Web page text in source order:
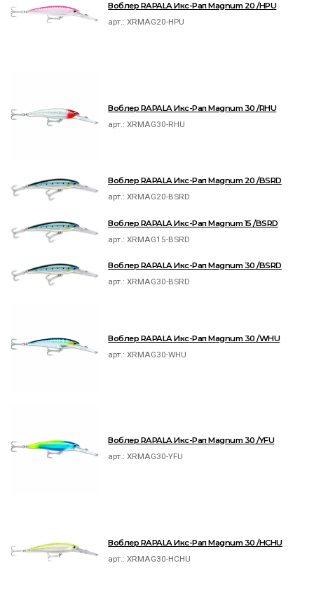
Воблер RAPALA Икс-Рап Magnum 20 /HPU
арт.:XRMAG20-HPU
Воблер RAPALA Икс-Рап Magnum 30 /RHU
арт.:XRMAG30-RHU
Воблер RAPALA Икс-Рап Magnum 20 /BSRD
арт.:XRMAG20-BSRD
Воблер RAPALA Икс-Рап Magnum 15 /BSRD
арт.:XRMAG15-BSRD
Воблер RAPALA Икс-Рап Magnum 30 /BSRD
арт.:XRMAG30-BSRD
Воблер RAPALA Икс-Рап Magnum 30 /WHU
арт.:XRMAG30-WHU
Воблер RAPALA Икс-Рап Magnum 30 /YFU
арт.:XRMAG30-YFU
Воблер RAPALA Икс-Рап Magnum 30 /HCHU
арт.:XRMAG30-HCHU